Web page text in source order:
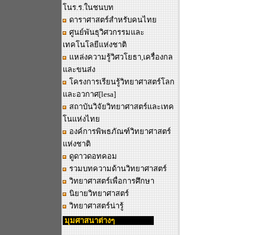
โนร.ร.ในชนบท
ดาราศาสตร์สำหรับคนไทย
ศูนย์พันธุวิศวกรรมและ
เทคโนโลยีแห่งชาติ
แหล่งความรู้วิศวโยธา,เครื่องกล
และขนส่ง
โครงการเรียนรู้วิทยาศาสตร์โลก
และอวกาศ[lesa]
สถาบันวิจัยวิทยาศาสตร์และเทค
โนแห่งไทย
องค์การพิพธภัณฑ์วิทยาศาสตร์
แห่งชาติ
ดูดาวดอทคอม
รวมบทความด้านวิทยาศาสตร์
วิทยาศาสตร์เพื่อการศึกษา
นิยายวิทยาศาสตร์
วิทยาศาสตร์น่ารู้
มุมศาสนาต่างๆ